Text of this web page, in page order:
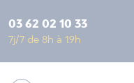
03 62 02 10 33
7j/7 de 8h à 19h